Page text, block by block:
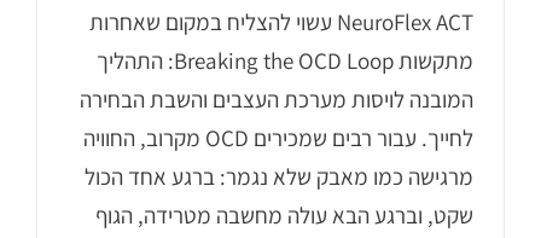
NeuroFlex ACT עשוי להצליח במקום שאחרות
מתקשות Breaking the OCD Loop: התהליך
המובנה לויסות מערכת העצבים והשבת הבחירה
לחייך. עבור רבים שמכירים OCD מקרוב, החוויה
מרגישה כמו מאבק שלא נגמר: ברגע אחד הכול
שקט, וברגע הבא עולה מחשבה מטרידה, הגוף